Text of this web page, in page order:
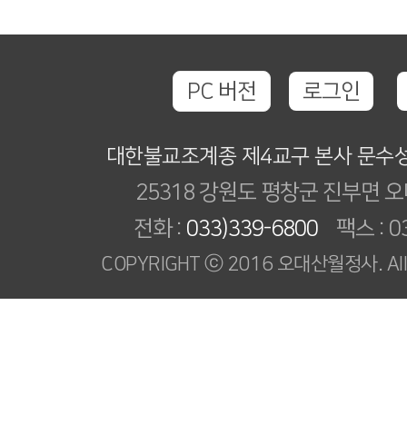
PC 버전 로그인
대한불교조계종 제4교구 본사 문수
25318 강원도 평창군 진부면
전화 : 033)339-6800 팩스 :
COPYRIGHT ⓒ 2016 오대산월정사.